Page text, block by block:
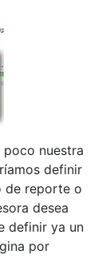
nuestra
definir
de reporte o
desea
definir ya un
por